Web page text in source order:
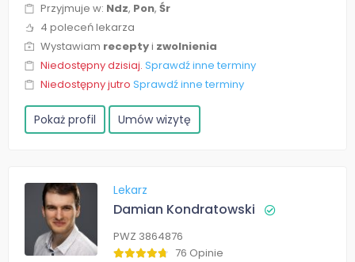
Przyjmuje w: Ndz, Pon, Śr
4 poleceń lekarza
Wystawiam receptyi zwolnienia
Niedostępny dzisiaj. Sprawdź inne terminy
Niedostępny jutro Sprawdź inne terminy
Pokaż profil Umów wizytę
Lekarz
Damian Kondratowski
PWZ 3864876
76 Opinie